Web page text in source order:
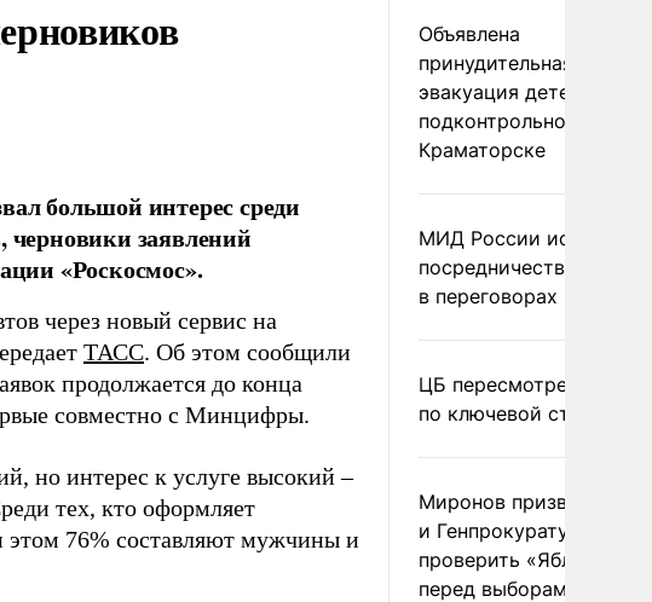
большой интерес среди
заявлений
«Роскосмос».
через новый сервис на
ТАСС. Об этом сообщили
продолжается до конца
совместно с Минцифры.
но интерес к услуге высокий –
тех, кто оформляет
этом 76% составляют мужчины и
Объявлена
принудительная
эвакуация детей в
подконтрольном Киеву
Краматорске
МИД России исключил
посредничество
в переговорах по
ЦБ пересмотрел
по ключевой ставке
Миронов призвал
и Генпрокуратуру
проверить «Яблоко»
перед выборами